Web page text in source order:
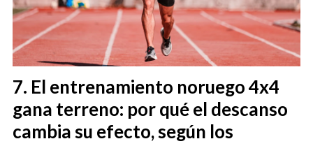
El entrenamiento noruego 4x4
gana terreno: por qué el descanso
cambia su efecto, según los